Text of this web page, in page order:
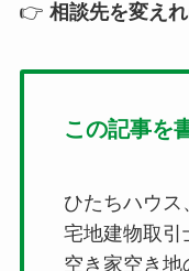
👉 相談先を変え
この記事
ひたちハウス
宅地建物取引
空き家空き